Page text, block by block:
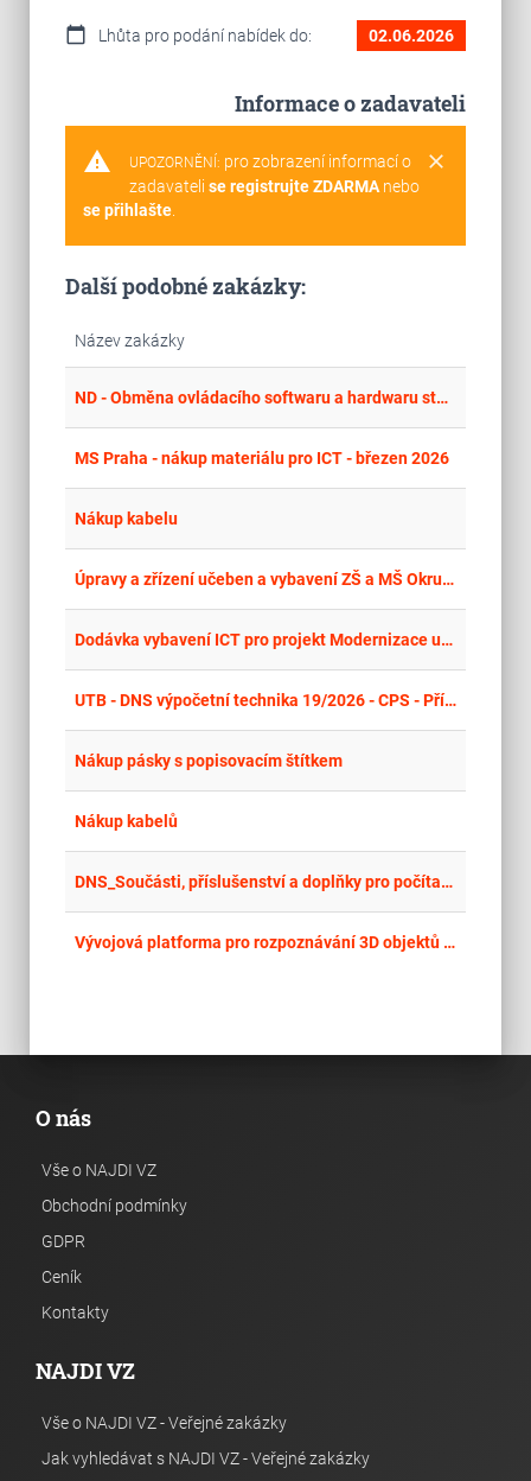
calendar_today Lhůta pro podání nabídek do: 02.06.2026
Informace o zadavateli
warning clear
UPOZORNĚNÍ: pro zobrazení informací o
zadavateli se registrujte ZDARMAnebo
se přihlašte.
Další podobné zakázky:
Název zakázky
ND - Obměna ovládacího softwaru a hardwaru stolů orchestru ve Stavovském divadle
MS Praha - nákup materiálu pro ICT - březen 2026
Nákup kabelu
Úpravy a zřízení učeben a vybavení ZŠ a MŠ Okružní 57, Aš – část: IT vybavení
Dodávka vybavení ICT pro projekt Modernizace učeben VOŠ a SPŠE Plzeň opakované vyhlášení Část 1 - ICT
UTB - DNS výpočetní technika 19/2026 - CPS - Příslušenství k výpočetní technice
Nákup pásky s popisovacím štítkem
Nákup kabelů
DNS_Součásti, příslušenství a doplňky pro počítače Výzva č. 42
Vývojová platforma pro rozpoznávání 3D objektů a obrazů
O nás
Vše o NAJDI VZ
Obchodní podmínky
GDPR
Ceník
Kontakty
NAJDI VZ
Vše o NAJDI VZ - Veřejné zakázky
Jak vyhledávat s NAJDI VZ - Veřejné zakázky